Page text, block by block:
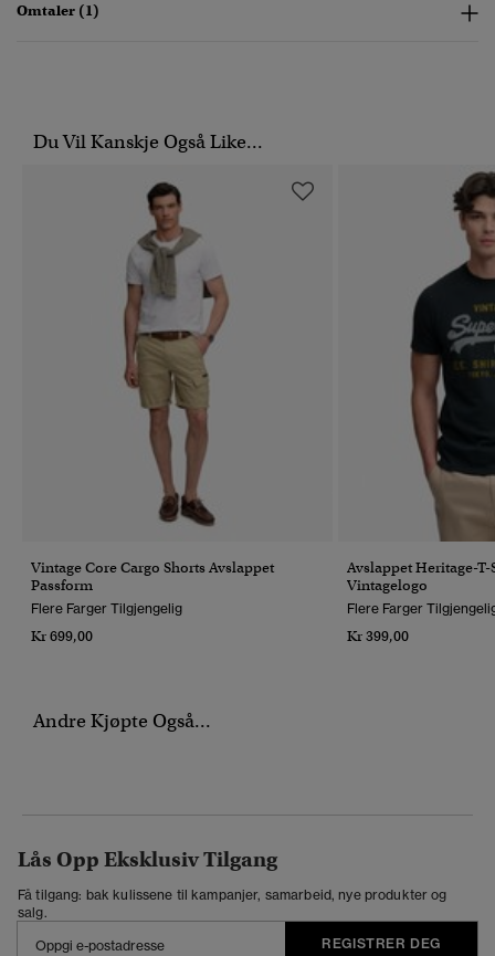
Omtaler (1)
Du Vil Kanskje Også Like...
Vintage Core Cargo Shorts Avslappet
Passform
Flere Farger Tilgjengelig
Kr 699,00
Avslappet Heritage-
Vintagelogo
Flere Farger
Kr 399,00
Andre Kjøpte Også...
Lås Opp Eksklusiv Tilgang
Få tilgang: bak kulissene til kampanjer, samarbeid, nye produkter og
salg.
REGISTRER DEG